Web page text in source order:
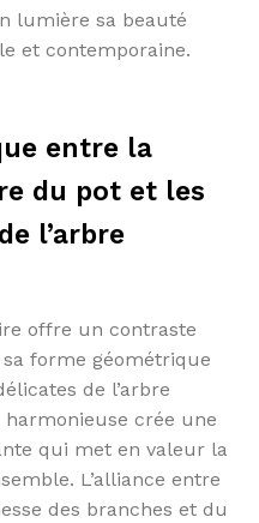
lumière sa beauté
et contemporaine.
entre la
du pot et les
l’arbre
offre un contraste
forme géométrique
de l’arbre
crée une
qui met en valeur la
L’alliance entre
des branches et du